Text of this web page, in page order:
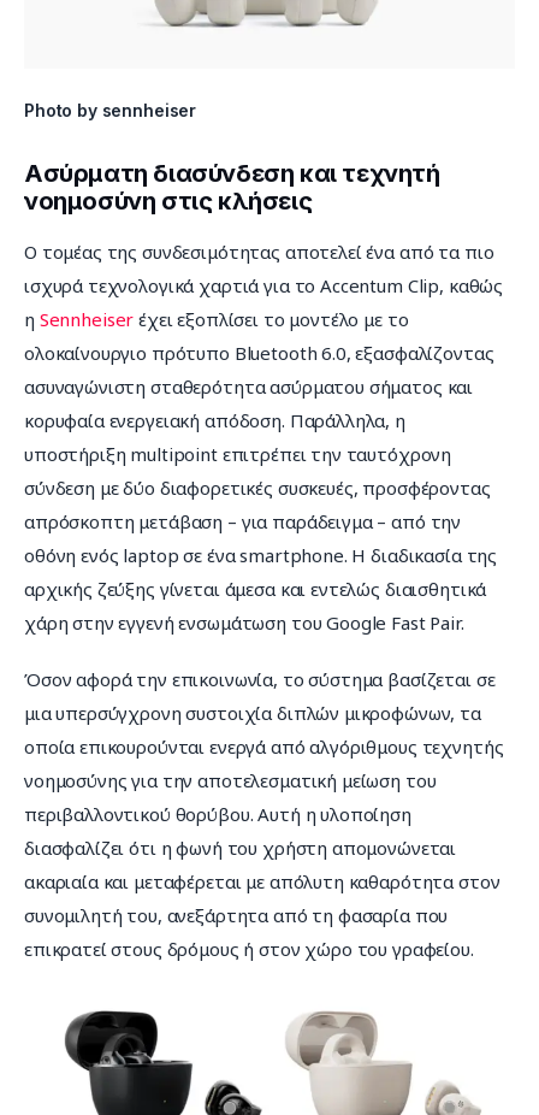
Photo by sennheiser
Ασύρματη διασύνδεση και τεχνητή
νοημοσύνη στις κλήσεις
Ο τομέας της συνδεσιμότητας αποτελεί ένα από τα πιο
ισχυρά τεχνολογικά χαρτιά για το Accentum Clip, καθώς
η Sennheiser έχει εξοπλίσει το μοντέλο με το
ολοκαίνουργιο πρότυπο Bluetooth 6.0, εξασφαλίζοντας
ασυναγώνιστη σταθερότητα ασύρματου σήματος και
κορυφαία ενεργειακή απόδοση. Παράλληλα, η
υποστήριξη multipoint επιτρέπει την ταυτόχρονη
σύνδεση με δύο διαφορετικές συσκευές, προσφέροντας
απρόσκοπτη μετάβαση – για παράδειγμα – από την
οθόνη ενός laptop σε ένα smartphone. Η διαδικασία της
αρχικής ζεύξης γίνεται άμεσα και εντελώς διαισθητικά
χάρη στην εγγενή ενσωμάτωση του Google Fast Pair.
Όσον αφορά την επικοινωνία, το σύστημα βασίζεται σε
μια υπερσύγχρονη συστοιχία διπλών μικροφώνων, τα
οποία επικουρούνται ενεργά από αλγόριθμους τεχνητής
νοημοσύνης για την αποτελεσματική μείωση του
περιβαλλοντικού θορύβου. Αυτή η υλοποίηση
διασφαλίζει ότι η φωνή του χρήστη απομονώνεται
ακαριαία και μεταφέρεται με απόλυτη καθαρότητα στον
συνομιλητή του, ανεξάρτητα από τη φασαρία που
επικρατεί στους δρόμους ή στον χώρο του γραφείου.